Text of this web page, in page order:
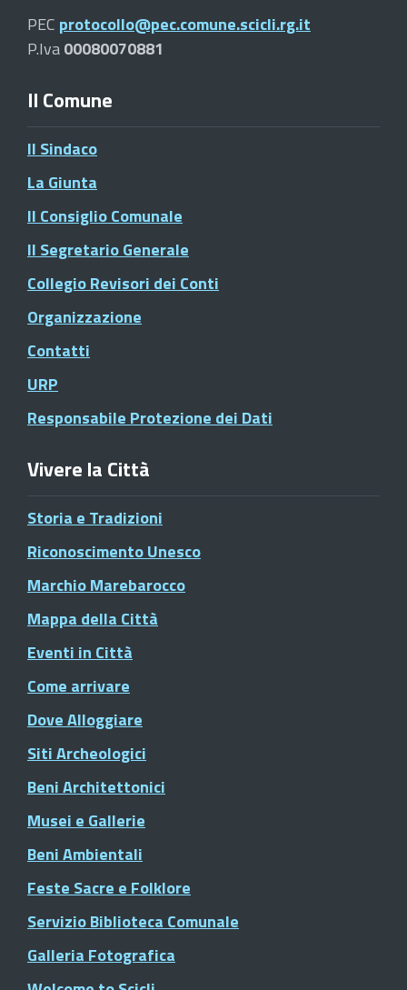
PEC protocollo@pec.comune.scicli.rg.it
P.Iva00080070881
Il Comune
Il Sindaco
La Giunta
Il Consiglio Comunale
Il Segretario Generale
Collegio Revisori dei Conti
Organizzazione
Contatti
URP
Responsabile Protezione dei Dati
Vivere la Città
Storia e Tradizioni
Riconoscimento Unesco
Marchio Marebarocco
Mappa della Città
Eventi in Città
Come arrivare
Dove Alloggiare
Siti Archeologici
Beni Architettonici
Musei e Gallerie
Beni Ambientali
Feste Sacre e Folklore
Servizio Biblioteca Comunale
Galleria Fotografica